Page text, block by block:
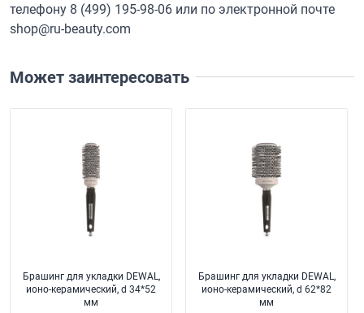
телефону 8 (499) 195-98-06 или по электронной почте
shop@ru-beauty.com
Может заинтересовать
Брашинг для укладки DEWAL,
ионо-керамический, d 34*52
мм
Брашинг для укладки DEWAL,
ионо-керамический, d 62*82
мм